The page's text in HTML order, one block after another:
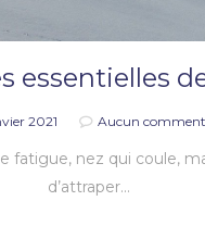
essentielles
2021 Aucun
fatigue, nez qui coule,
d’attraper…